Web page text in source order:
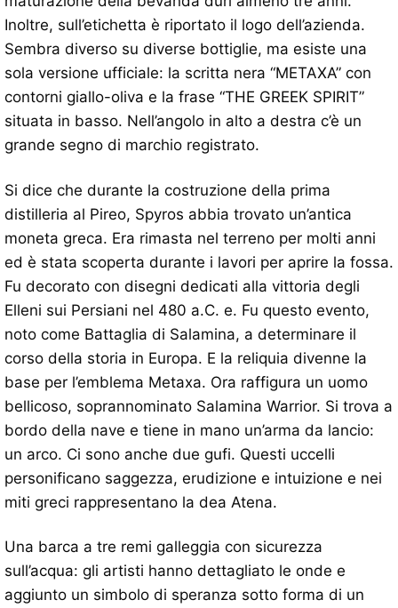
Inoltre, sull’etichetta è riportato il logo dell’azienda.
Sembra diverso su diverse bottiglie, ma esiste una
sola versione ufficiale: la scritta nera “METAXA” con
contorni giallo-oliva e la frase “THE GREEK SPIRIT”
situata in basso. Nell’angolo in alto a destra c’è un
grande segno di marchio registrato.
Si dice che durante la costruzione della prima
distilleria al Pireo, Spyros abbia trovato un’antica
moneta greca. Era rimasta nel terreno per molti anni
ed è stata scoperta durante i lavori per aprire la fossa.
Fu decorato con disegni dedicati alla vittoria degli
Elleni sui Persiani nel 480 a.C. e. Fu questo evento,
noto come Battaglia di Salamina, a determinare il
corso della storia in Europa. E la reliquia divenne la
base per l’emblema Metaxa. Ora raffigura un uomo
bellicoso, soprannominato Salamina Warrior. Si trova a
bordo della nave e tiene in mano un’arma da lancio:
un arco. Ci sono anche due gufi. Questi uccelli
personificano saggezza, erudizione e intuizione e nei
miti greci rappresentano la dea Atena.
Una barca a tre remi galleggia con sicurezza
sull’acqua: gli artisti hanno dettagliato le onde e
aggiunto un simbolo di speranza sotto forma di un